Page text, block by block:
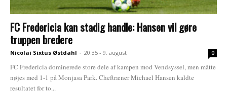
FC Fredericia kan stadig handle: Hansen vil gøre
truppen bredere
Nicolai Sixtus Østdahl - 20:35 - 9. august 0
FC Fredericia dominerede store dele af kampen mod Vendsyssel, men måtte
nøjes med 1-1 på Monjasa Park. Cheftræner Michael Hansen kaldte
resultatet for to...